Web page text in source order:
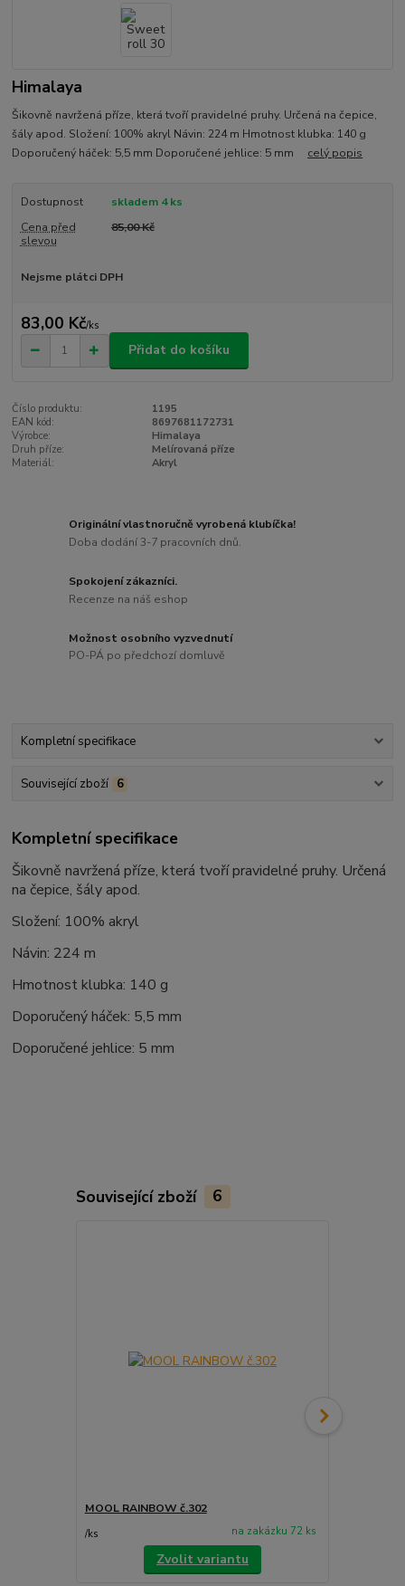
Himalaya
Šikovně navržená příze, která tvoří pravidelné pruhy. Určená na čepice,
šály apod. Složení: 100% akryl Návin: 224 m Hmotnost klubka: 140 g
Doporučený háček: 5,5 mm Doporučené jehlice: 5 mm celý popis
Dostupnost
skladem 4 ks
Cena před
slevou
85,00 Kč
Nejsme plátci DPH
83,00 Kč/ks
Přidat do košíku
Číslo produktu:
1195
EAN kód:
8697681172731
Výrobce:
Himalaya
Druh příze:
Melírovaná příze
Materiál:
Akryl
Originální vlastnoručně vyrobená klubíčka!
Doba dodání 3-7 pracovních dnů.
Spokojení zákazníci.
Recenze na náš eshop
Možnost osobního vyzvednutí
PO-PÁ po předchozí domluvě
Kompletní specifikace
Související zboží 6
Kompletní specifikace
Šikovně navržená příze, která tvoří pravidelné pruhy. Určená
na čepice, šály apod.
Složení: 100% akryl
Návin: 224 m
Hmotnost klubka: 140 g
Doporučený háček: 5,5 mm
Doporučené jehlice: 5 mm
Související zboží 6
MOOL RAINBOW č.302
/ks na zakázku 72 ks
Zvolit variantu